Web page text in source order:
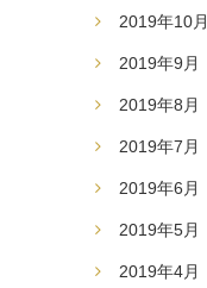
2019年10月
2019年9月
2019年8月
2019年7月
2019年6月
2019年5月
2019年4月